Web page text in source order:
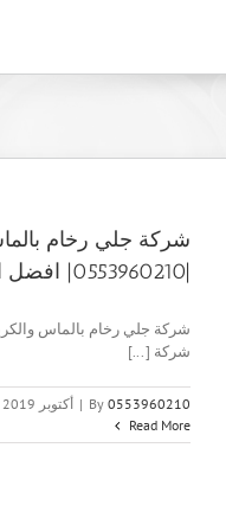
شركة جلي رخام
|0553960210| افضل الاسعار
شركة [...]
By 0553960210
| أكتوبر 15th, 2019
Read More